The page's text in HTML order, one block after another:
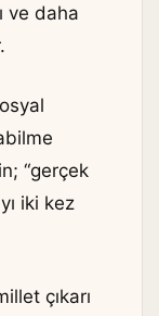
ve daha
“gerçek
iki kez
çıkarı